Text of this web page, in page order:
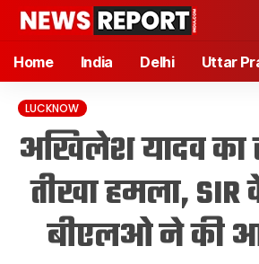
Home India Delhi Uttar
LUCKNOW
अखिलेश यादव का
तीखा हमला, SIR
बीएलओ ने की